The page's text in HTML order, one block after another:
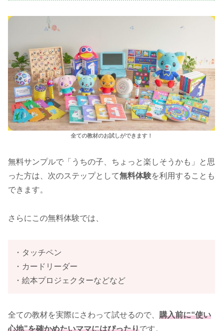
全ての教材のお試しができます！
無料サンプルで「うちの子、ちょっと楽しそうかも」と思
った方は、次のステップとして無料体験を利用することも
できます。
さらにこの無料体験では、
・タッチペン
・カードリーダー
・絵本プロジェクターなどなど
全ての教材を実際にさわって試せるので、 購入前に“使い
心地”を確かめたいママにはぴったりです。